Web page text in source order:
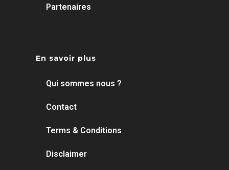
Partenaires
En savoir plus
Qui sommes nous ?
Contact
Terms & Conditions
Disclaimer